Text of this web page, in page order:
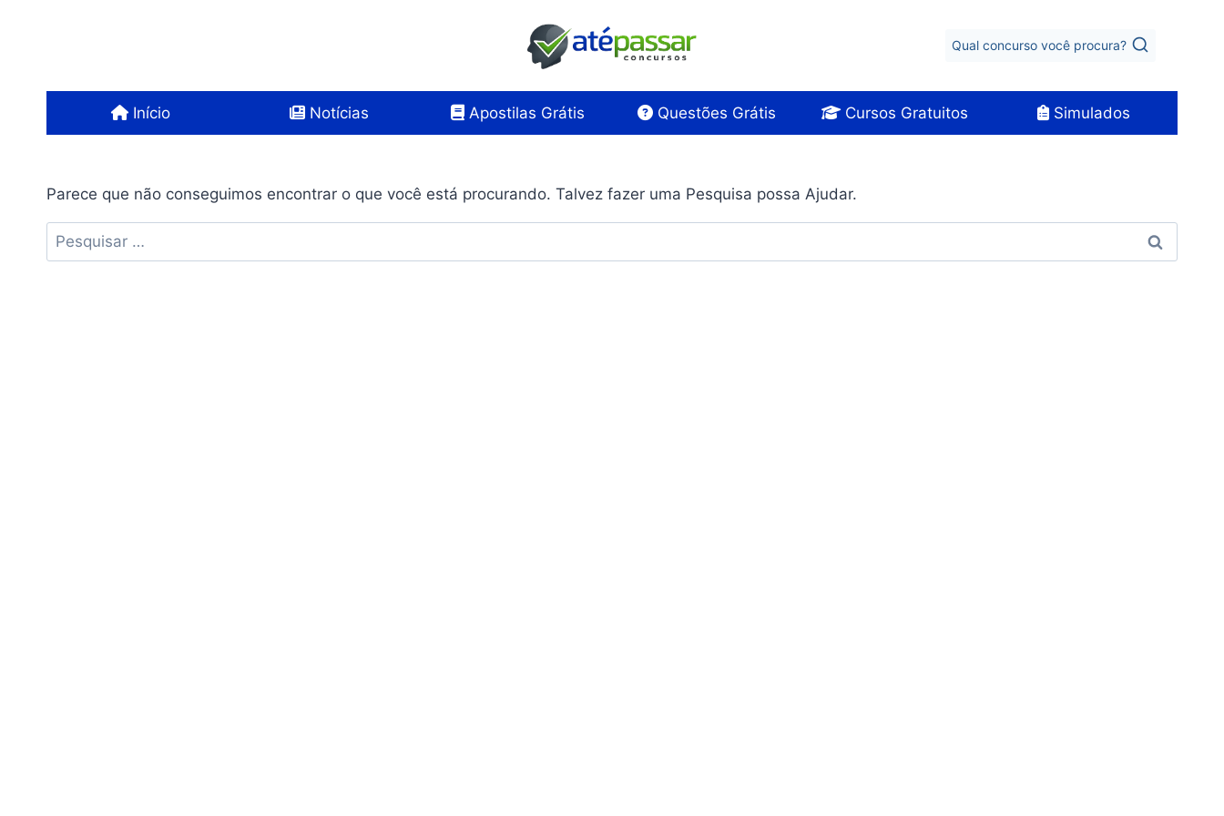
Qual concurso você procura?
Início Notícias Apostilas Grátis Questões Grátis Cursos Gratuitos Simulados
Parece que não conseguimos encontrar o que você está procurando. Talvez fazer uma Pesquisa possa Ajudar.
Pesquisar
por: